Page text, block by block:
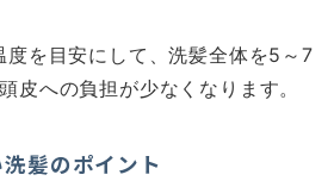
を目安にして、洗髪全体を5～7
皮への負担が少なくなります。
髪のポイント